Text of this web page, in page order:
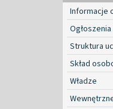
Informacje
Ogłoszenia
Struktura
Skład
Władze